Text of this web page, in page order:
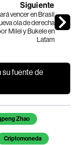
Siguiente
vencer en Brasil
ola de derecha
Milei y Bukele en
Latam
su fuente de
Zhao
Criptomoneda